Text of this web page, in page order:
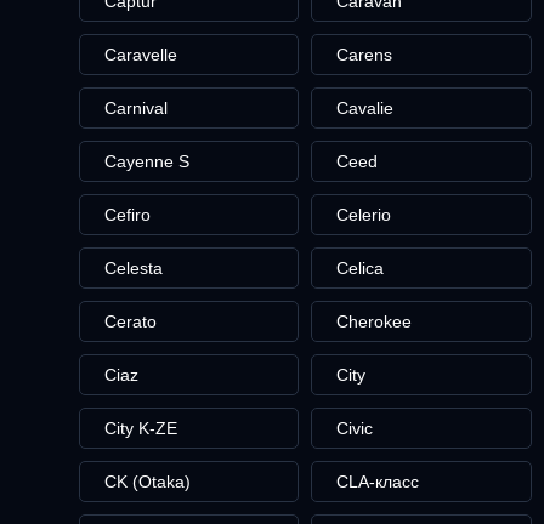
Caravelle Carens
Carnival Cavalie
Cayenne S Ceed
Cefiro Celerio
Celesta Celica
Cerato Cherokee
Ciaz City
City K-ZE Civic
CK (Otaka) CLA-класс